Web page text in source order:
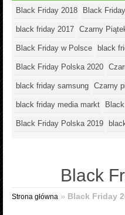
Black Friday 2018 Black
black friday 2017 Czarny
Black Friday w Polsce black
Black Friday Polska 2020
black friday samsung Czarny
black friday media markt
Black Friday Polska 2019
Black
Strona główna » Black Friday